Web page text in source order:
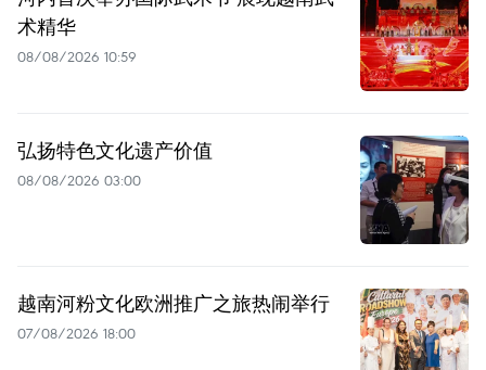
术精华
08/08/2026 10:59
弘扬特色文化遗产价值
08/08/2026 03:00
越南河粉文化欧洲推广之旅热闹举行
07/08/2026 18:00